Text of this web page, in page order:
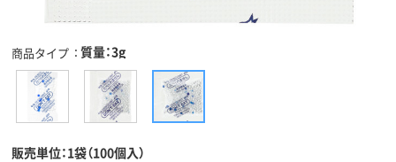
商品タイプ 質量：3g
販売単位：1袋（100個入）